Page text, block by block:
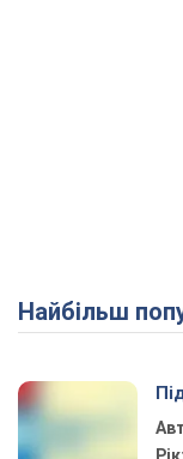
Найбільш